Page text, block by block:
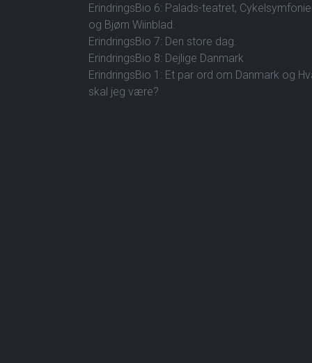
ErindringsBio 6: Palads-teatret,
og Bjørn Wiinblad.
ErindringsBio 7: Den store dag.
ErindringsBio 8: Dejlige Danmark
ErindringsBio 1: Et par ord om Danmark og
skal jeg være?